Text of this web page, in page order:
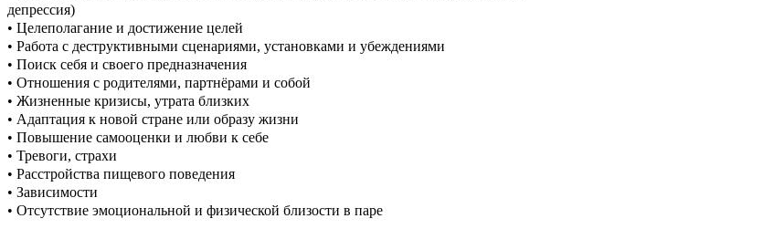
депрессия)
• Целеполагание и достижение целей
• Работа с деструктивными сценариями, установками и убеждениями
• Поиск себя и своего предназначения
• Отношения с родителями, партнёрами и собой
• Жизненные кризисы, утрата близких
• Адаптация к новой стране или образу жизни
• Повышение самооценки и любви к себе
• Тревоги, страхи
• Расстройства пищевого поведения
• Зависимости
• Отсутствие эмоциональной и физической близости в паре